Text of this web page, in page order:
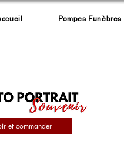
Pompes
et commander